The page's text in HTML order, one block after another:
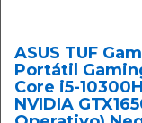
ASUS TUF
Portátil
Core i5-
NVIDIA